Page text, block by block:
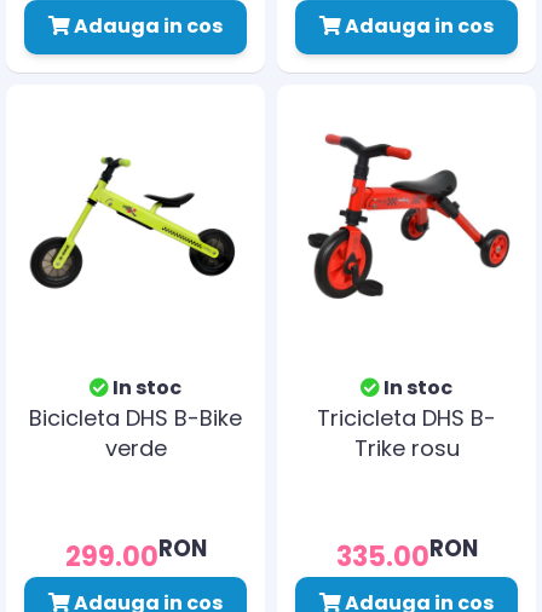
Adauga in cos Adauga in cos
In stoc
Bicicleta DHS B-Bike
verde
299.00RON
Adauga in cos
In stoc
Tricicleta DHS B-
Trike rosu
335.00RON
Adauga in cos